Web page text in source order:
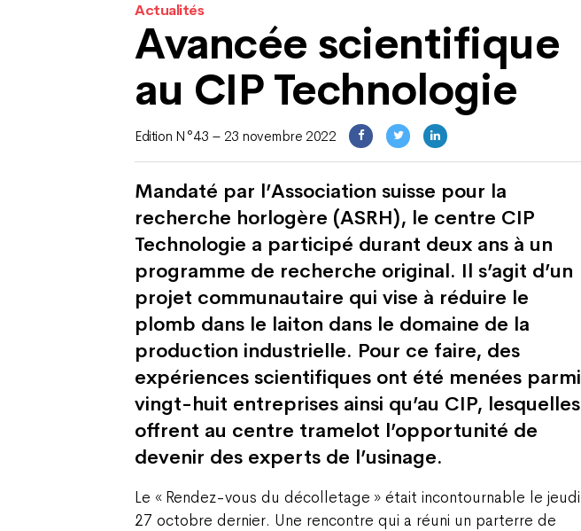
Actualités
Avancée scientifique
au CIP Technologie
Edition N°43 – 23 novembre 2022
Mandaté par l’Association suisse pour la
recherche horlogère (ASRH), le centre CIP
Technologie a participé durant deux ans à un
programme de recherche original. Il s’agit d’un
projet communautaire qui vise à réduire le
plomb dans le laiton dans le domaine de la
production industrielle. Pour ce faire, des
expériences scientifiques ont été menées parmi
vingt-huit entreprises ainsi qu’au CIP, lesquelles
offrent au centre tramelot l’opportunité de
devenir des experts de l’usinage.
Le « Rendez-vous du décolletage » était incontournable le jeudi
27 octobre dernier. Une rencontre qui a réuni un parterre de